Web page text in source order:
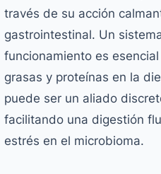
través de su acción
gastrointestinal. Un
funcionamiento es
grasas y proteínas en la
puede ser un aliado
facilitando una digestión
estrés en el microbioma.